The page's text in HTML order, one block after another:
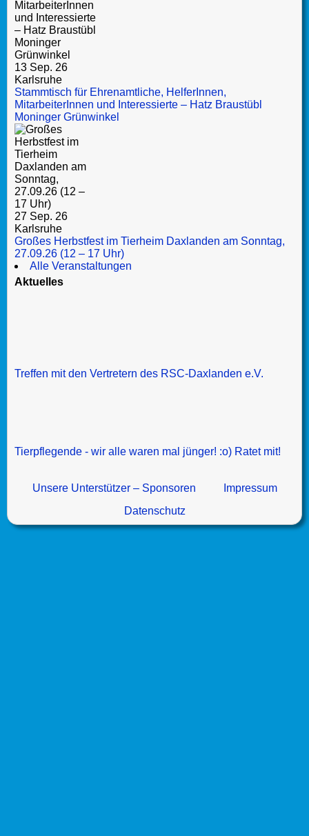
13 Sep. 26
Karlsruhe
Stammtisch für Ehrenamtliche, HelferInnen,
MitarbeiterInnen und Interessierte – Hatz Braustübl
Moninger Grünwinkel
27 Sep. 26
Karlsruhe
Großes Herbstfest im Tierheim Daxlanden am Sonntag,
27.09.26 (12 – 17 Uhr)
Alle Veranstaltungen
Aktuelles
Treffen mit den Vertretern des RSC-Daxlanden e.V.
Tierpflegende - wir alle waren mal jünger! :o) Ratet mit!
Unsere Unterstützer – Sponsoren
Impressum
Datenschutz